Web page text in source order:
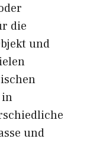
die
und
in
und